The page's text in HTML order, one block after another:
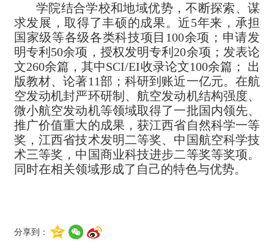
学院结合学校和地域优势，不断探索、谋
求发展，取得了丰硕的成果。近5年来，承担
国家级等各级各类科技项目100余项；申请发
明专利50余项，授权发明专利20余项；发表论
文260余篇，其中SCI/EI收录论文100余篇； 出
版教材、论著11部；科研到账近一亿元。在航
空发动机封严环研制、航空发动机结构强度、
微小航空发动机等领域取得了一批国内领先、
推广价值重大的成果，获江西省自然科学一等
奖，江西省技术发明二等奖、中国航空科学技
术三等奖，中国商业科技进步二等奖等奖项。
同时在相关领域形成了自己的特色与优势。
分享到：